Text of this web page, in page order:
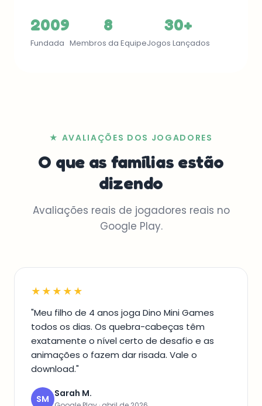
2009
Fundada
8
Membros da Equipe
30+
Jogos Lançados
★ AVALIAÇÕES DOS JOGADORES
O que as famílias estão
dizendo
Avaliações reais de jogadores reais no
Google Play.
★★★★★
"Meu filho de 4 anos joga Dino Mini Games
todos os dias. Os quebra-cabeças têm
exatamente o nível certo de desafio e as
animações o fazem dar risada. Vale o
download."
SM Sarah M.